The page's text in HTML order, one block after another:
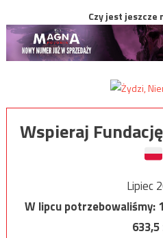
Czy jest jeszcze
Wspieraj
Lipiec
W lipcu potrzebowaliśmy:
633,5